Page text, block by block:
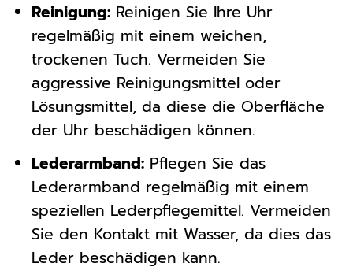
Reinigung:Reinigen Sie Ihre Uhr
regelmäßig mit einem weichen,
trockenen Tuch. Vermeiden Sie
aggressive Reinigungsmittel oder
Lösungsmittel, da diese die Oberfläche
der Uhr beschädigen können.
Lederarmband:Pflegen Sie das
Lederarmband regelmäßig mit einem
speziellen Lederpflegemittel. Vermeiden
Sie den Kontakt mit Wasser, da dies das
Leder beschädigen kann.